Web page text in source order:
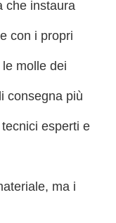
che instaura
con i propri
molle dei
consegna più
esperti e
ma i